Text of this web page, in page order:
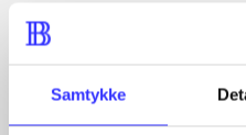
Samtykke
Artikler med samme